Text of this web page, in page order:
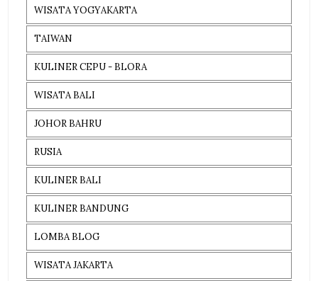
WISATA YOGYAKARTA
TAIWAN
KULINER CEPU - BLORA
WISATA BALI
JOHOR BAHRU
RUSIA
KULINER BALI
KULINER BANDUNG
LOMBA BLOG
WISATA JAKARTA